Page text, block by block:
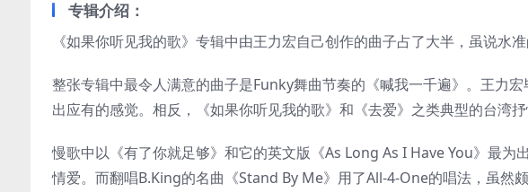
专辑介绍：
《如果你听见我的歌》专辑中由王力宏自己创作的曲子占了大半，虽说水
整张专辑中最令人满意的曲子是Funky舞曲节奏的《喊我一千遍》。王力
出应有的感觉。相反，《如果你听见我的歌》和《去爱》之类典型的台湾抒
慢歌中以《有了你就足够》和它的英文版《As Long As I Have You》最为
情爱。而翻唱B.King的名曲《Stand By Me》用了All-4-One的唱法，虽然